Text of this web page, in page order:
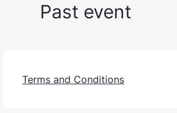
Past event
Terms and Conditions